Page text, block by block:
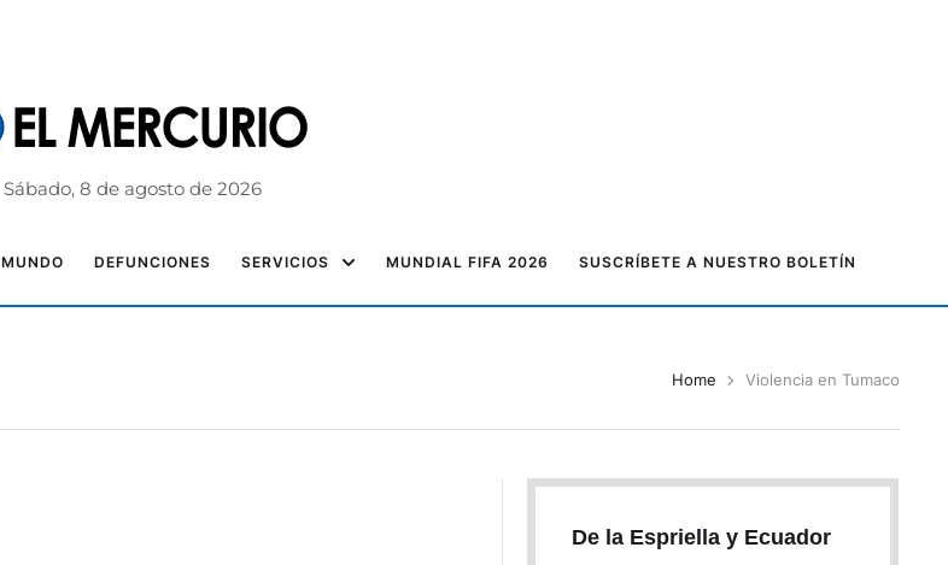
Sábado, 8 de agosto de 2026
MUNDO DEFUNCIONES SERVICIOS MUNDIAL FIFA 2026 SUSCRÍBETE A NUESTRO BOLETÍN
Home Violencia en Tumaco
De la Espriella y Ecuador